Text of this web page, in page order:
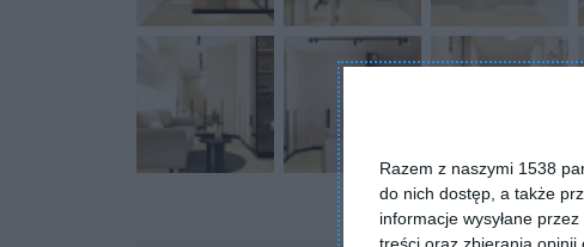
Razem z naszymi 1538
do nich dostęp, a także
informacje wysyłane
treści oraz zbierania opinii